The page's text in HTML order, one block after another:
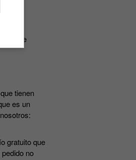
de
tienen
es un
gratuito que
no